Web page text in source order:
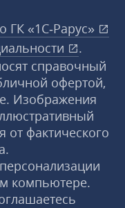
«1С‑Рарус»
.
справочный
офертой,
Изображения
от фактического
компьютере.